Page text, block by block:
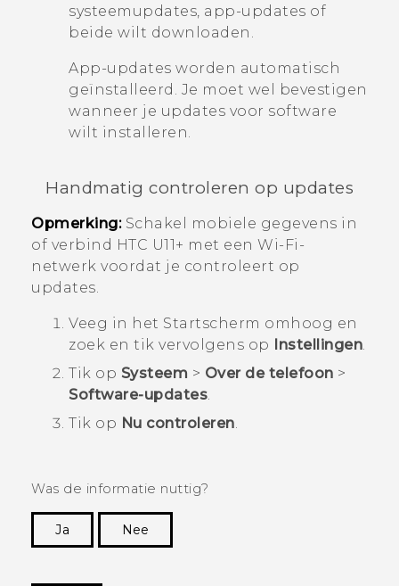
systeemupdates, app-updates of
beide wilt downloaden.
App-updates worden automatisch
geïnstalleerd. Je moet wel bevestigen
wanneer je updates voor software
wilt installeren.
Handmatig controleren op updates
Opmerking:Schakel mobiele gegevens in
of verbind HTC U11‍+ met een Wi‍-Fi -
netwerk voordat je controleert op
updates.
Veeg in het Startscherm omhoog en
zoek en tik vervolgens op
Instellingen.
Tik op Systeem > Over de telefoon >
Software-updates.
Tik op Nu controleren.
Was de informatie nuttig?
Ja
Nee